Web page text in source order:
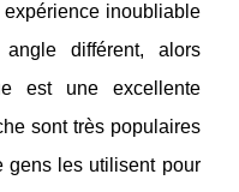
expérience inoubliable
différent, alors
est une excellente
sont très populaires
gens les utilisent pour